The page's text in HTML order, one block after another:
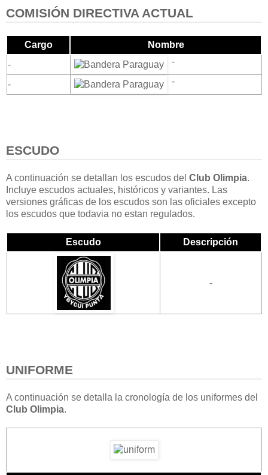
COMISIÓN DIRECTIVA ACTUAL
Cargo
Nombre
-
-
- -
ESCUDO
A continuación se detallan los escudos del Club Olimpia.
Incluye escudos actuales, históricos y variantes. Las
versiones gráficas de los escudos son las oficiales excepto
los escudos que todavia no estan regulados.
Escudo Descripción
-
UNIFORME
A continuación se detalla la cronología de los uniformes del
Club Olimpia.